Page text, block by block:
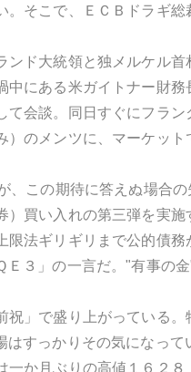
そこで、ＥＣＢドラギ
ド大統領と独メルケル
にある米ガイトナー財
会談。同日すぐにフラン
のメンツに、マーケッ
この期待に答えぬ場合の
買い入れの第三弾を実
法ギリギリまで公的債
３」の一言だ。"有事の
」で盛り上がっている
すっかりその気になっ
か月ぶりの高値１６２